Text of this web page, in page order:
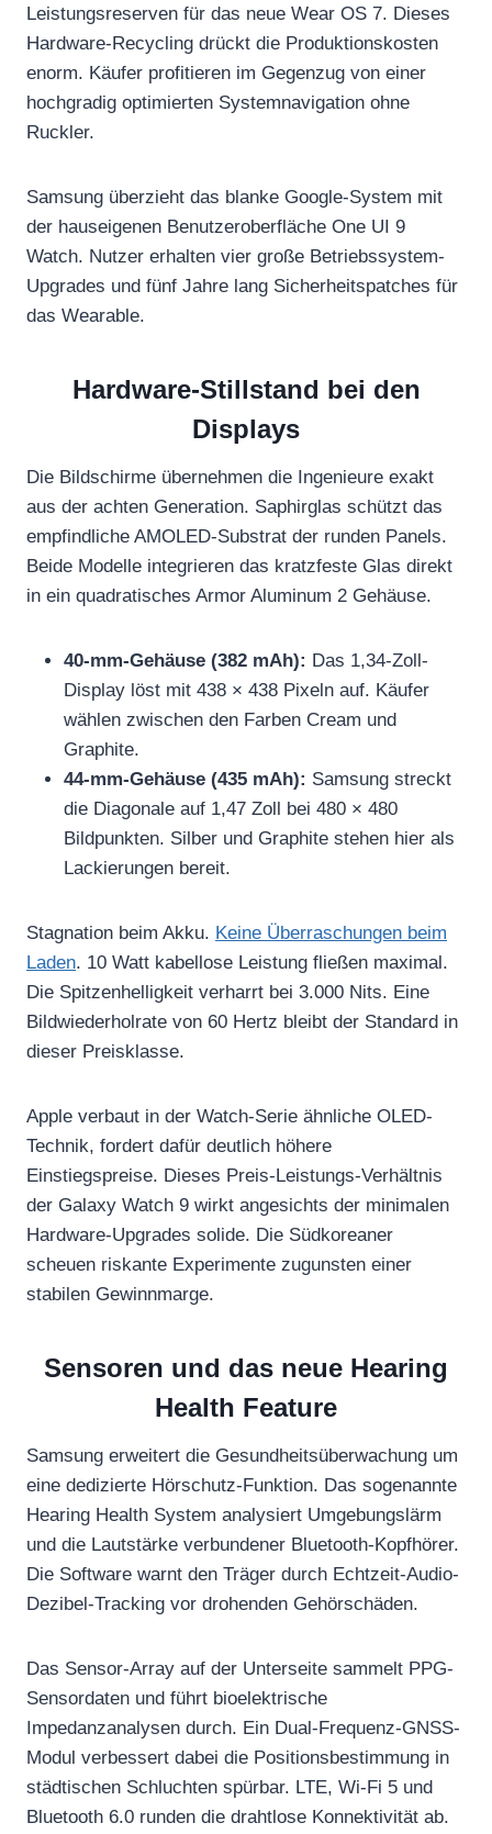
Leistungsreserven für das neue Wear OS 7. Dieses
Hardware-Recycling drückt die Produktionskosten
enorm. Käufer profitieren im Gegenzug von einer
hochgradig optimierten Systemnavigation ohne
Ruckler.
Samsung überzieht das blanke Google-System mit
der hauseigenen Benutzeroberfläche One UI 9
Watch. Nutzer erhalten vier große Betriebssystem-
Upgrades und fünf Jahre lang Sicherheitspatches für
das Wearable.
Hardware-Stillstand bei den
Displays
Die Bildschirme übernehmen die Ingenieure exakt
aus der achten Generation. Saphirglas schützt das
empfindliche AMOLED-Substrat der runden Panels.
Beide Modelle integrieren das kratzfeste Glas direkt
in ein quadratisches Armor Aluminum 2 Gehäuse.
40-mm-Gehäuse (382 mAh): Das 1,34-Zoll-
Display löst mit 438 × 438 Pixeln auf. Käufer
wählen zwischen den Farben Cream und
Graphite.
44-mm-Gehäuse (435 mAh): Samsung streckt
die Diagonale auf 1,47 Zoll bei 480 × 480
Bildpunkten. Silber und Graphite stehen hier als
Lackierungen bereit.
Stagnation beim Akku. Keine Überraschungen beim
Laden. 10 Watt kabellose Leistung fließen maximal.
Die Spitzenhelligkeit verharrt bei 3.000 Nits. Eine
Bildwiederholrate von 60 Hertz bleibt der Standard in
dieser Preisklasse.
Apple verbaut in der Watch-Serie ähnliche OLED-
Technik, fordert dafür deutlich höhere
Einstiegspreise. Dieses Preis-Leistungs-Verhältnis
der Galaxy Watch 9 wirkt angesichts der minimalen
Hardware-Upgrades solide. Die Südkoreaner
scheuen riskante Experimente zugunsten einer
stabilen Gewinnmarge.
Sensoren und das neue Hearing
Health Feature
Samsung erweitert die Gesundheitsüberwachung um
eine dedizierte Hörschutz-Funktion. Das sogenannte
Hearing Health System analysiert Umgebungslärm
und die Lautstärke verbundener Bluetooth-Kopfhörer.
Die Software warnt den Träger durch Echtzeit-Audio-
Dezibel-Tracking vor drohenden Gehörschäden.
Das Sensor-Array auf der Unterseite sammelt PPG-
Sensordaten und führt bioelektrische
Impedanzanalysen durch. Ein Dual-Frequenz-GNSS-
Modul verbessert dabei die Positionsbestimmung in
städtischen Schluchten spürbar. LTE, Wi-Fi 5 und
Bluetooth 6.0 runden die drahtlose Konnektivität ab.